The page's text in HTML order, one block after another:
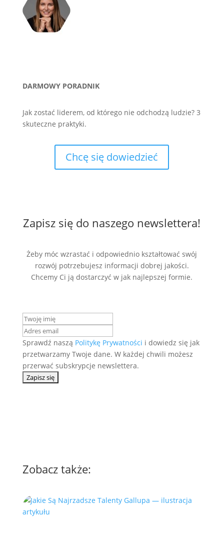
DARMOWY PORADNIK
Jak zostać liderem, od którego nie odchodzą ludzie? 3
skuteczne praktyki.
Chcę się dowiedzieć
Zapisz się do naszego newslettera!
Żeby móc wzrastać i odpowiednio kształtować swój
rozwój potrzebujesz informacji dobrej jakości.
Chcemy Ci ją dostarczyć w jak najlepszej formie.
Sprawdź naszą Politykę Prywatności i dowiedz się jak
przetwarzamy Twoje dane. W każdej chwili możesz
przerwać subskrypcje newslettera.
Zobacz także: